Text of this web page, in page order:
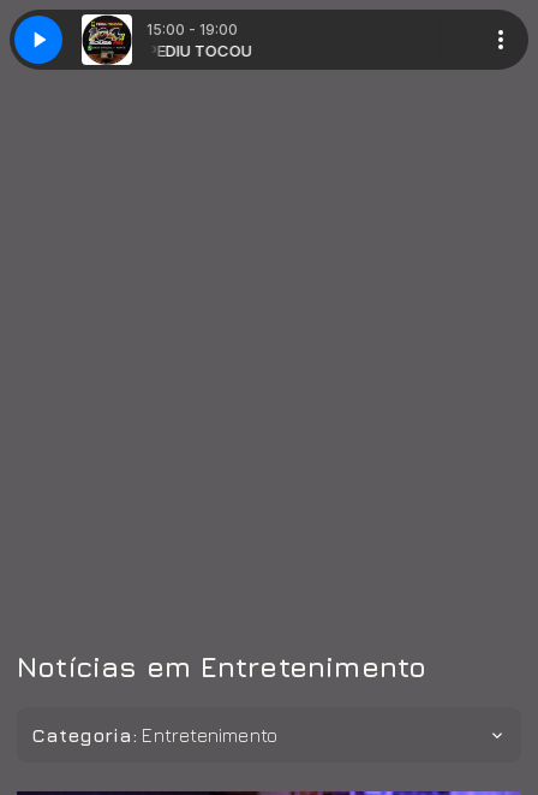
15:00 - 19:00
PEDIU TOCOU
Notícias em Entretenimento
Categoria: Entretenimento